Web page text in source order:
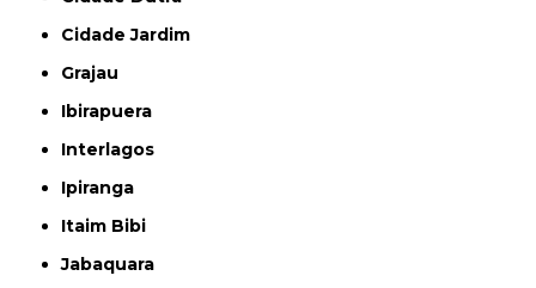
Cidade Jardim
Grajau
Ibirapuera
Interlagos
Ipiranga
Itaim Bibi
Jabaquara